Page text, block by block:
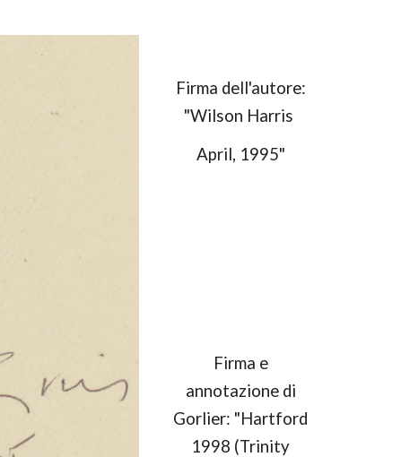
Firma dell'autore:
"Wilson Harris
April, 1995"
Firma e
annotazione di
Gorlier: "Hartford
1998 (Trinity